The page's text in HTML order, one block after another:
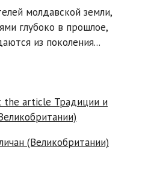
молдавской земли,
глубоко в прошлое,
из поколения...
(Великобритании)